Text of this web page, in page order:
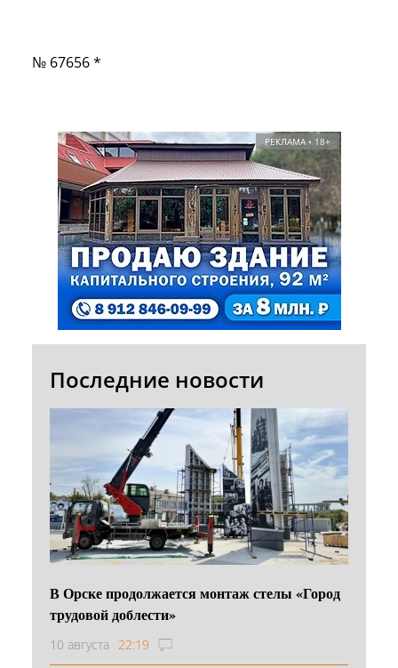
№ 67656 *
РЕКЛАМА • 18+
Последние новости
В Орске продолжается монтаж стелы «Город
трудовой доблести»
10 августа 22:19